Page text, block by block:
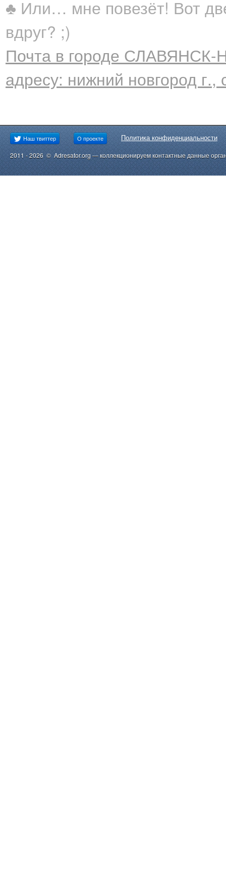
♣ Или… мне повезёт! Вот
вдруг? ;)
Почта в городе
адресу: нижний новгород г.,
Наш твиттер О проекте Политика конфиденциальности
2011 - 2026 © Adresator.org — коллекционируем контактные данные